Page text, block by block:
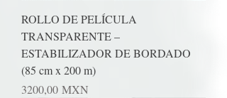
ROLLO DE PELÍCULA
TRANSPARENTE –
ESTABILIZADOR DE BORDADO
(85 cm x 200 m)
Precio
3200,00 MXN